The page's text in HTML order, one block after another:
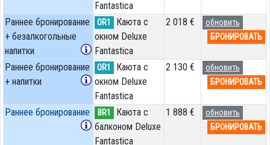
Fantastica
Раннее бронирование
+ безалкогольные
напитки
OR1
Каюта с
окном Deluxe
Fantastica
2 018 €
обновить
БРОНИРОВАТЬ
Раннее бронирование
+ напитки
OR1
Каюта с
окном Deluxe
Fantastica
2 130 €
обновить
БРОНИРОВАТЬ
Раннее бронирование BR1
Каюта с
балконом Deluxe
Fantastica
1 888 €
обновить
БРОНИРОВАТЬ